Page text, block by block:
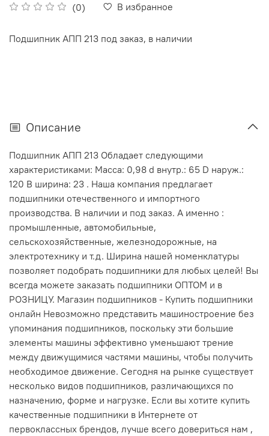
(0) В избранное
Подшипник АПП 213 под заказ, в наличии
Описание
Подшипник АПП 213 Обладает следующими
характеристиками: Масса: 0,98 d внутр.: 65 D наруж.:
120 В ширина: 23 . Наша компания предлагает
подшипники отечественного и импортного
производства. В наличии и под заказ. А именно :
промышленные, автомобильные,
сельскохозяйственные, железнодорожные, на
электротехнику и т.д. Ширина нашей номенклатуры
позволяет подобрать подшипники для любых целей! Вы
всегда можете заказать подшипники ОПТОМ и в
РОЗНИЦУ. Магазин подшипников - Купить подшипники
онлайн Невозможно представить машиностроение без
упоминания подшипников, поскольку эти большие
элементы машины эффективно уменьшают трение
между движущимися частями машины, чтобы получить
необходимое движение. Сегодня на рынке существует
несколько видов подшипников, различающихся по
назначению, форме и нагрузке. Если вы хотите купить
качественные подшипники в Интернете от
первоклассных брендов, лучше всего довериться нам ,